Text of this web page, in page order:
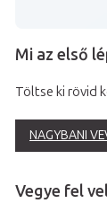
Mi az első
Töltse ki rövid
NAGYBANI
Vegye fel